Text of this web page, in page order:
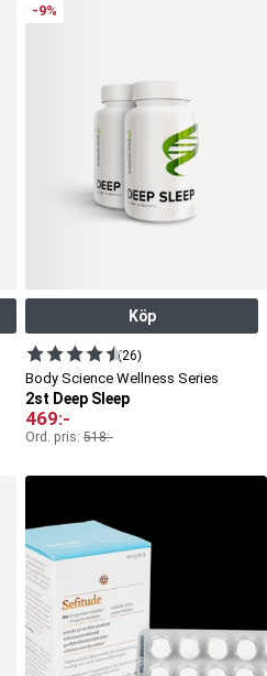
-9%
Köp
(26)
Body Science Wellness Series
2st Deep Sleep
469:-
Ord. pris: 518:-